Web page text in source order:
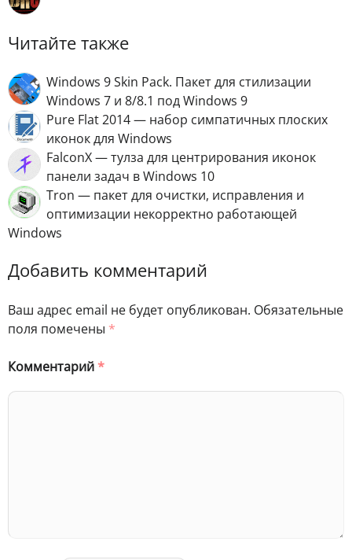
Читайте также
Windows 9 Skin Pack. Пакет для стилизации
Windows 7 и 8/8.1 под Windows 9
Pure Flat 2014 — набор симпатичных плоских
иконок для Windows
FalconX — тулза для центрирования иконок
панели задач в Windows 10
Tron — пакет для очистки, исправления и
оптимизации некорректно работающей
Windows
Добавить комментарий
Ваш адрес email не будет опубликован. Обязательные
поля помечены *
Комментарий*